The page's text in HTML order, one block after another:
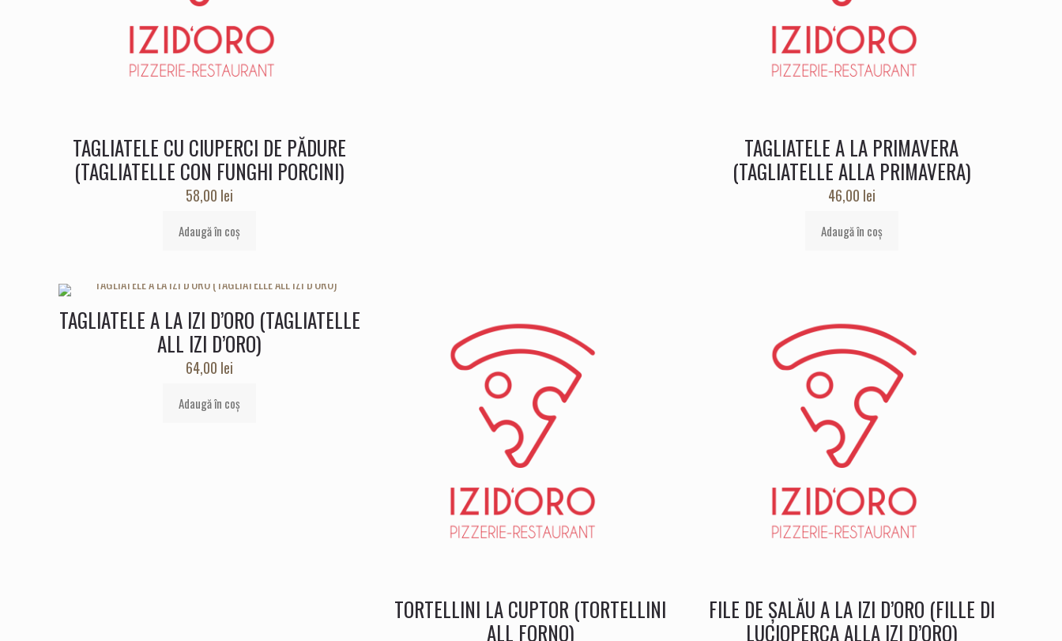
TAGLIATELE CU CIUPERCI DE PĂDURE
(TAGLIATELLE CON FUNGHI PORCINI)
58,00 lei
Adaugă în coș
TAGLIATELE A LA PRIMAVERA
(TAGLIATELLE ALLA PRIMAVERA)
46,00 lei
Adaugă în coș
TAGLIATELE A LA IZI D’ORO (TAGLIATELLE
ALL IZI D’ORO)
64,00 lei
Adaugă în coș
TORTELLINI LA CUPTOR (TORTELLINI
ALL FORNO)
FILE DE ȘALĂU A LA IZI D’ORO (FILLE DI
LUCIOPERCA ALLA IZI D’ORO)